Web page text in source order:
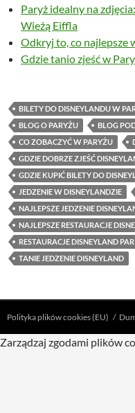
Paryż idealny na
Wieżą Eiffla
Odkryj to, co najlepsze
Gdzie tanio zjeść w
BILETY DO DISNEYLANDU W
BLOG O PARYŻU
BLOG
CO ZOBACZYĆ W PARYŻU
GDZIE DOBRZE ZJEŚĆ
GDZIE KUPIĆ BILETY DO
JEDZENIE W DISNEYLANDZIE
NAJLEPSZE JEDZENIE
NAJLEPSZE RESTAURACJE
RESTAURACJE DISNEYLAND
TANIE JEDZENIE DISNEYLAND
Polityka plików cookies (EU)
Zarządzaj zgodami plików